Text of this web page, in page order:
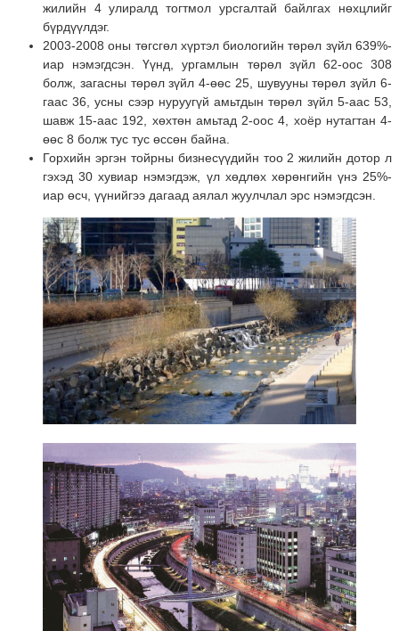
жилийн 4 улиралд тогтмол урсгалтай байлгах нөхцлийг
бүрдүүлдэг.
2003-2008 оны төгсгөл хүртэл биологийн төрөл зүйл 639%-
иар нэмэгдсэн. Үүнд, ургамлын төрөл зүйл 62-оос 308
болж, загасны төрөл зүйл 4-өөс 25, шувууны төрөл зүйл 6-
гаас 36, усны сээр нуруугүй амьтдын төрөл зүйл 5-аас 53,
шавж 15-аас 192, хөхтөн амьтад 2-оос 4, хоёр нутагтан 4-
өөс 8 болж тус тус өссөн байна.
Горхийн эргэн тойрны бизнесүүдийн тоо 2 жилийн дотор л
гэхэд 30 хувиар нэмэгдэж, үл хөдлөх хөрөнгийн үнэ 25%-
иар өсч, үүнийгээ дагаад аялал жуулчлал эрс нэмэгдсэн.